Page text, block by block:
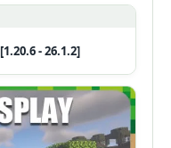
- 26.1.2]